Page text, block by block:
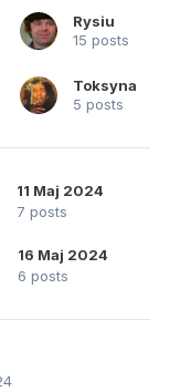
Rysiu
15 posts
Toksyna
5 posts
11 Maj 2024
7 posts
16 Maj 2024
6 posts